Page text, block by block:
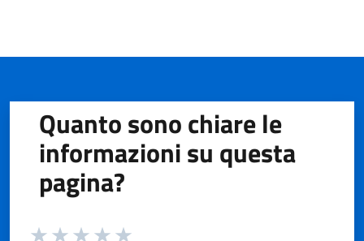
Quanto sono chiare le
informazioni su questa
pagina?
Valuta da 1 a 5 stelle la pagina